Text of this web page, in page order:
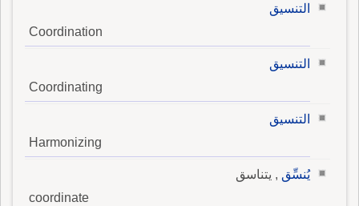
التنسيق
Coordination
التنسيق
Coordinating
التنسيق
Harmonizing
يُنسِّق , يتناسق
coordinate